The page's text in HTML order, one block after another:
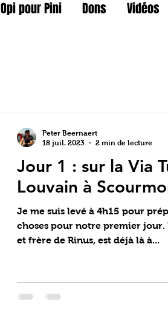
Opi pour Pini Dons Vidéos
Jour 1 : sur la Via
Louvain à
Je me suis levé à 4h15 pour
choses pour notre premier
et frère de Rinus, est déjà là à...
Peter Beernaert
18 juil. 2023
2 min de lecture